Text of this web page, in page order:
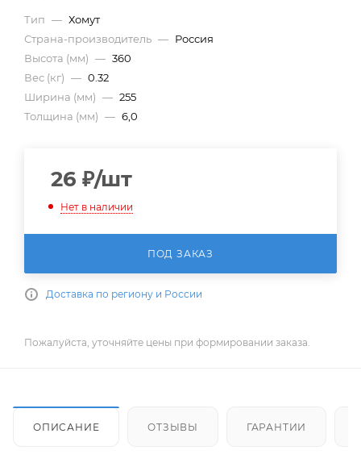
Тип — Хомут
Страна-производитель — Россия
Высота (мм) — 360
Вес (кг) — 0.32
Ширина (мм) — 255
Толщина (мм) — 6,0
26 ₽/шт
Нет в наличии
ПОД ЗАКАЗ
Доставка по региону и России
Пожалуйста, уточняйте цены при формировании заказа.
ОПИСАНИЕ ОТЗЫВЫ ГАРАНТИИ